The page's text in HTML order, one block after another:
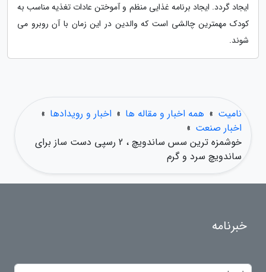
ایجاد گردد. ایجاد برنامه غذایی منظم و آموختن عادات تغذیه مناسب به
کودک مهمترین چالشی است که والدین در این زمان با آن روبرو می
شوند.
نامیت » همه اخبار و مقاله ها » اخبار و رویدادها »
اخبار صنعت »
خوشمزه ترین سس ساندویچ ، 2 رسپی دست ساز برای
ساندویچ سرد و گرم
خبرنامه